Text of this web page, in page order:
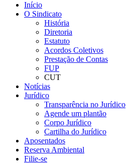
Início
O Sindicato
História
Diretoria
Estatuto
Acordos Coletivos
Prestação de Contas
FUP
CUT
Notícias
Jurídico
Transparência no Jurídico
Agende um plantão
Corpo Jurídico
Cartilha do Jurídico
Aposentados
Reserva Ambiental
Filie-se